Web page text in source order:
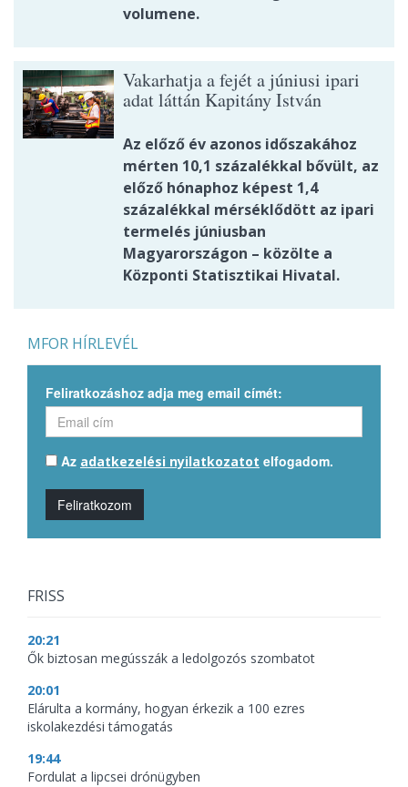
volumene.
Vakarhatja a fejét a júniusi ipari
adat láttán Kapitány István
Az előző év azonos időszakához
mérten 10,1 százalékkal bővült, az
előző hónaphoz képest 1,4
százalékkal mérséklődött az ipari
termelés júniusban
Magyarországon – közölte a
Központi Statisztikai Hivatal.
MFOR HÍRLEVÉL
Feliratkozáshoz adja meg email címét:
Az adatkezelési nyilatkozatot elfogadom.
Feliratkozom
FRISS
20:21
Ők biztosan megússzák a ledolgozós szombatot
20:01
Elárulta a kormány, hogyan érkezik a 100 ezres
iskolakezdési támogatás
19:44
Fordulat a lipcsei drónügyben